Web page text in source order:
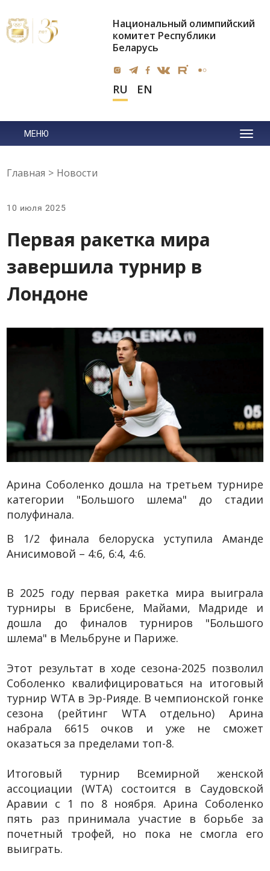
Национальный олимпийский
комитет Республики
Беларусь
RU EN
МЕНЮ
Главная > Новости
Первая ракетка мира
завершила турнир в
Лондоне
10 июля 2025
Арина Соболенко дошла на третьем турнире
категории "Большого шлема" до стадии
полуфинала.
В 1/2 финала белоруска уступила Аманде
Анисимовой – 4:6, 6:4, 4:6.
В 2025 году первая ракетка мира выиграла
турниры в Брисбене, Майами, Мадриде и
дошла до финалов турниров "Большого
шлема" в Мельбруне и Париже.
Этот результат в ходе сезона-2025 позволил
Соболенко квалифицироваться на итоговый
турнир WTA в Эр-Рияде. В чемпионской гонке
сезона (рейтинг WTA отдельно) Арина
набрала 6615 очков и уже не сможет
оказаться за пределами топ-8.
Итоговый турнир Всемирной женской
ассоциации (WTA) состоится в Саудовской
Аравии с 1 по 8 ноября. Арина Соболенко
пять раз принимала участие в борьбе за
почетный трофей, но пока не смогла его
выиграть.